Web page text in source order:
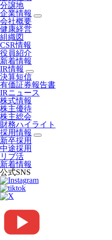
分譲地
企業情報
会社概要
健康経営
組織図
CSR情報
役員紹介
新着情報
IR情報
決算短信
有価証券報告書
IRニュース
株式情報
株主優待
株主総会
財務ハイライト
採用情報
新卒採用
中途採用
リブ活
新着情報
公式SNS